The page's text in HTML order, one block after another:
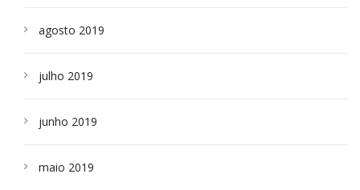
agosto 2019
julho 2019
junho 2019
maio 2019